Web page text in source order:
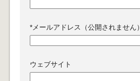
*メールアドレス（公開されません）
ウェブサイト